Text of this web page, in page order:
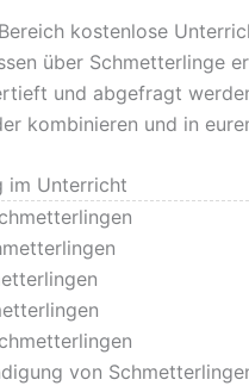
kostenlose
über Schmetterlinge
und abgefragt
kombinieren und in
im Unterricht
von